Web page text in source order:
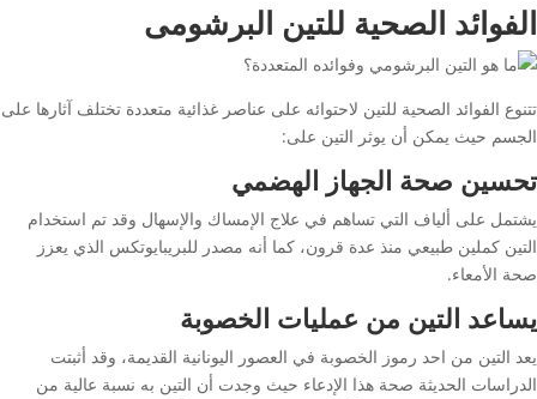
الفوائد الصحية للتين البرشومى
تتنوع الفوائد الصحية للتين لاحتوائه على عناصر غذائية متعددة تختلف آثارها على
الجسم حيث يمكن أن يوثر التين على:
تحسين صحة الجهاز الهضمي
يشتمل على ألياف التي تساهم في علاج الإمساك والإسهال وقد تم استخدام
التين كملين طبيعي منذ عدة قرون، كما أنه مصدر للبريبايوتكس الذي يعزز
صحة الأمعاء.
يساعد التين من عمليات الخصوبة
يعد التين من احد رموز الخصوبة في العصور اليونانية القديمة، وقد أثبتت
الدراسات الحديثة صحة هذا الإدعاء حيث وجدت أن التين به نسبة عالية من